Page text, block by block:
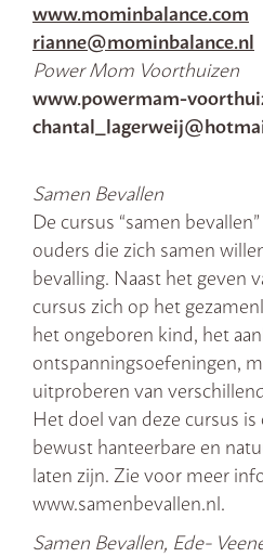
www.mominbalance.com
rianne@mominbalance.nl
Power Mom Voorthuizen
www.powermam-
Samen Bevallen
De cursus “samen
ouders die zich samen
bevalling. Naast het geven
cursus zich op het
het ongeboren kind, het
ontspanningsoefeningen,
uitproberen van
Het doel van deze cursus
bewust hanteerbare en
laten zijn. Zie voor meer
www.samenbevallen.nl.
Samen Bevallen, Ede-